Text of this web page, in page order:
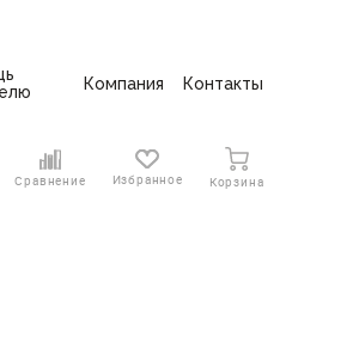
Компания Контакты
Сравнение Избранное Корзина